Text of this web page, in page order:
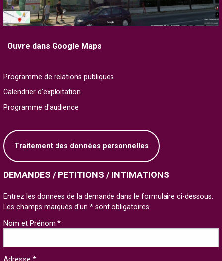
Ouvre dans Google Maps
Programme de relations publiques
Calendrier d'exploitation
Programme d'audience
Traitement des données personnelles
DEMANDES / PETITIONS / INTIMATIONS
Entrez les données de la demande dans le formulaire ci-dessous.
Les champs marqués d'un * sont obligatoires
Nom et Prénom *
Adresse *